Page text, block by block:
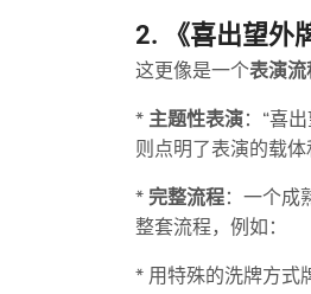
2. 《喜出望外
这更像是一个表演
* 主题性表演：“喜
则点明了表演的载体
*完整流程：一个成
整套流程，例如：
* 用特殊的洗牌方式